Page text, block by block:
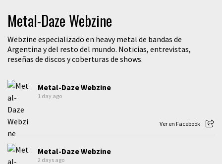
Metal-Daze Webzine
Webzine especializado en heavy metal de bandas de
Argentina y del resto del mundo. Noticias, entrevistas,
reseñas de discos y coberturas de shows.
Metal-Daze Webzine
1 day ago
Ver en Facebook
Metal-Daze Webzine
2 days ago